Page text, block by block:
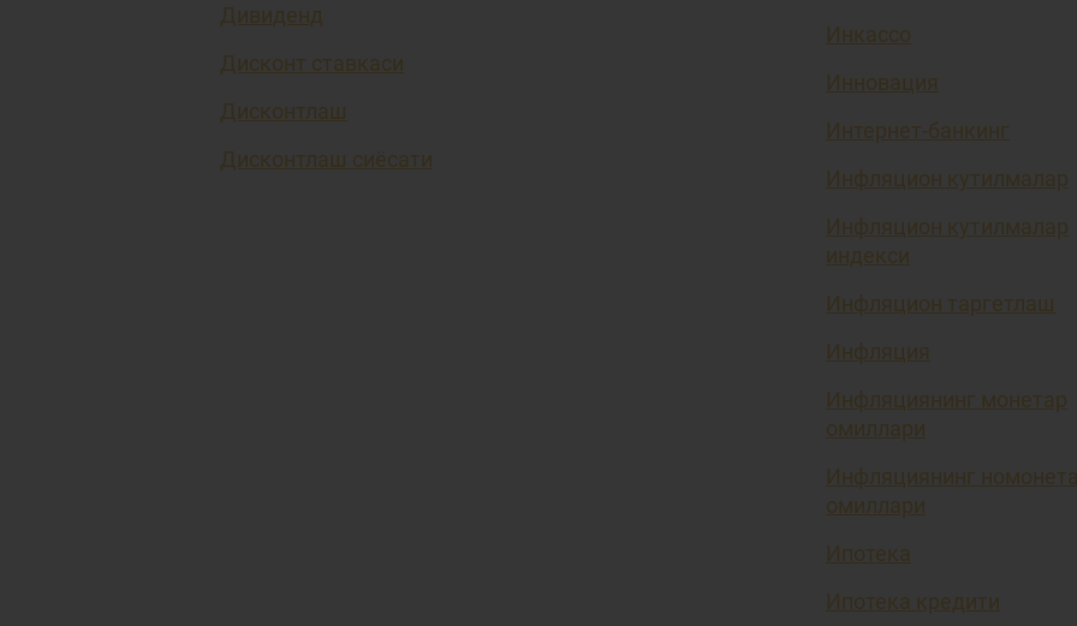
Дивиденд
Дисконт ставкаси
Дисконтлаш
Дисконтлаш сиёсати
Инкассо
Инновация
Интернет-банкинг
Инфляцион кутилмалар
Инфляцион кутилмалар
индекси
Инфляцион таргетлаш
Инфляция
Инфляциянинг монетар
омиллари
Инфляциянинг
омиллари
Ипотека
Ипотека кредити